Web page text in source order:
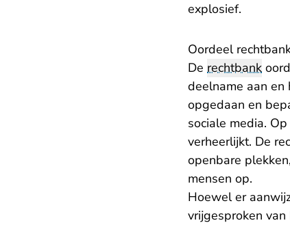
explosief.
Oordeel
De rechtbank
deelname aan en
opgedaan en
sociale media.
verheerlijkt. De
openbare
mensen op.
Hoewel er
vrijgesproken